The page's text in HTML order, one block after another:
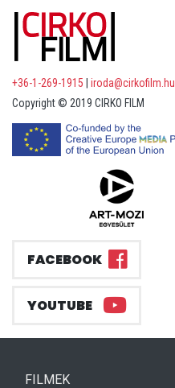
+36-1-269-1915
iroda@cirkofilm.hu
Copyright © 2019 CIRKO FILM
FACEBOOK
YOUTUBE
FILMEK(CURRENT)